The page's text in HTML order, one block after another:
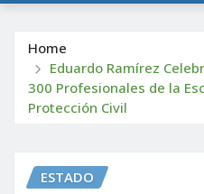
Home
Eduardo Ramírez
300 Profesionales de la
Protección Civil
ESTADO